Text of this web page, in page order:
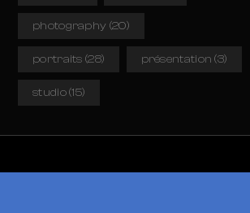
photography (20)
portraits (28) présentation (3)
studio(15)